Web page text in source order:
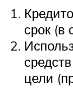
срок (в
цели